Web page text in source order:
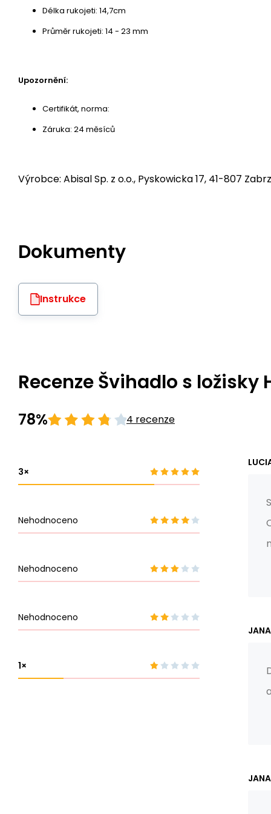
Délka rukojeti: 14,7cm
Průměr rukojeti: 14 - 23 mm
Upozornění:
Certifikát, norma:
Záruka: 24 měsíců
Výrobce: Abisal Sp. z o.o., Pyskowicka 17, 41-807
Dokumenty
Instrukce
Recenze Švihadlo s ložisky
78% 4 recenze
3
Nehodnoceno
Nehodnoceno
Nehodnoceno
1